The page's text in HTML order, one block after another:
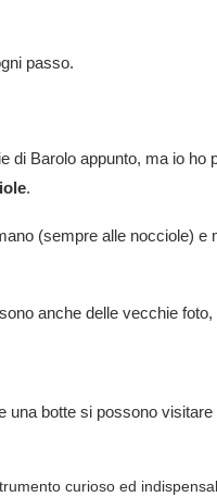
passo.
di Barolo appunto, ma io ho
.
(sempre alle nocciole) e
anche delle vecchie foto,
una botte si possono
curioso ed